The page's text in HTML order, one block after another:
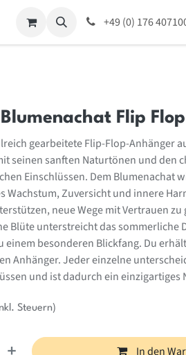
Kontaktieren Sie mich Home
+49 (0) 176
Flip
gearbeitete Flip-Flop-Anhänger
seinen sanften Naturtönen und den
Einschlüssen. Dem Blumenachat
Wachstum, Zuversicht und innere
neue Wege mit Vertrauen zu
Blüte unterstreicht das sommerliche
einem besonderen Blickfang. Du
Anhänger. Jeder einzelne
und ist dadurch ein einzigartiges
Steuern)
In den